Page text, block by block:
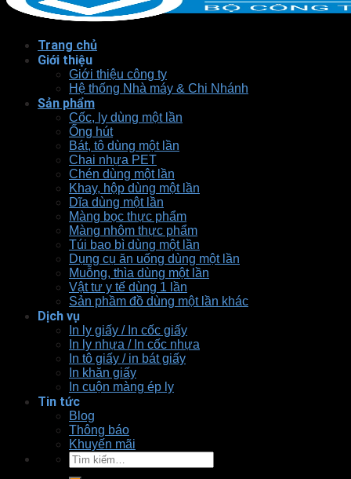
Trang chủ
Giới thiệu
Giới thiệu công ty
Hệ thống Nhà máy & Chi Nhánh
Sản phẩm
Cốc, ly dùng một lần
Ống hút
Bát, tô dùng một lần
Chai nhựa PET
Chén dùng một lần
Khay, hộp dùng một lần
Dĩa dùng một lần
Màng bọc thực phẩm
Màng nhôm thực phẩm
Túi bao bì dùng một lần
Dụng cụ ăn uống dùng một lần
Muỗng, thìa dùng một lần
Vật tư y tế dùng 1 lần
Sản phầm đồ dùng một lần khác
Dịch vụ
In ly giấy / In cốc giấy
In ly nhựa / In cốc nhựa
In tô giấy / in bát giấy
In khăn giấy
In cuộn màng ép ly
Tin tức
Blog
Thông báo
Khuyến mãi
Tìm
kiếm: